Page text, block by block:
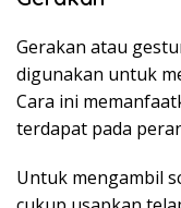
Gerakan atau
digunakan untuk
Cara ini
terdapat pada
Untuk mengambil